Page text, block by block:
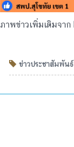
ภาพข่าวเพิ่มเติมจาก
ข่าวประชาสัมพัน